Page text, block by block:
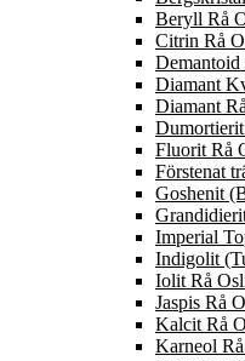
Beryll Rå
Citrin Rå
Demantoid
Diamant
Diamant
Fluorit Rå
Förstenat
Goshenit
Imperial
Indigolit
Iolit Rå
Jaspis Rå
Kalcit Rå
Karneol